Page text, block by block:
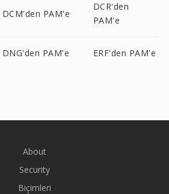
DCM'den PAM'e
DCR'den
PAM'e
DNG'den PAM'e ERF'den PAM'e
About
Security
Biçimleri